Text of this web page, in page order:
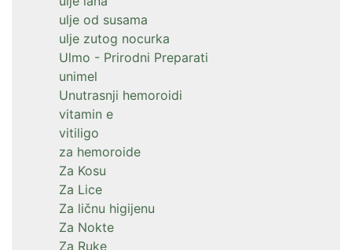
ulje od susama
ulje zutog nocurka
Ulmo - Prirodni Preparati
unimel
Unutrasnji hemoroidi
vitamin e
vitiligo
za hemoroide
Za Kosu
Za Lice
Za ličnu higijenu
Za Nokte
Za Ruke